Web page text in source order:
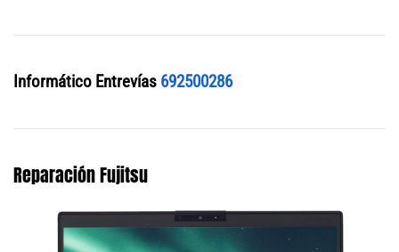
Informático Entrevías 692500286
Reparación Fujitsu